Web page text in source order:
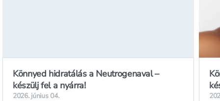
Könnyed hidratálás a Neutrogenaval –
készülj fel a nyárra!
2026. június 04.